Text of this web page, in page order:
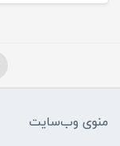
منوی وب‌سایت